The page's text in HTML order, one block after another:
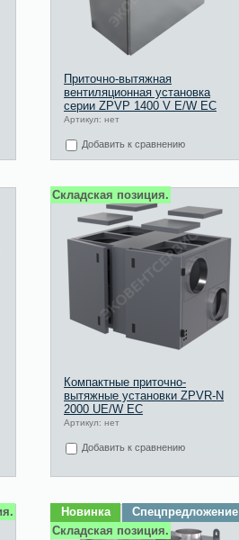
Приточно-вытяжная
вентиляционная установка
серии ZPVP 1400 V E/W EC
Артикул: нет
Добавить к сравнению
Складская позиция.
Компактные приточно-
вытяжные установки ZPVR-N
2000 UE/W ЕС
Артикул: нет
Добавить к сравнению
Новинка
Спецпредложение
Складская позиция.